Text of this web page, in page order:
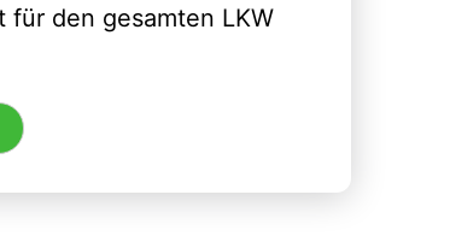
für den gesamten LKW